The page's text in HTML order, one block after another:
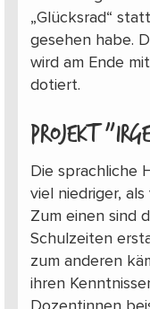
„Glücksrad“
gesehen habe.
wird am Ende
dotiert.
Projekt
Die sprachliche
viel niedriger,
Zum einen sind
Schulzeiten
zum anderen
ihren